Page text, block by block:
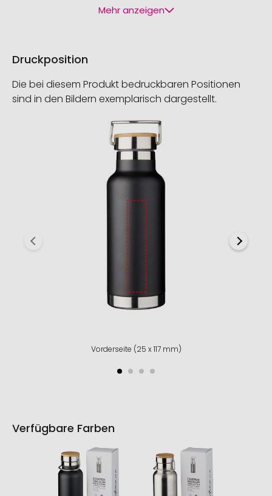
Mehr anzeigen
Druckposition
Die bei diesem Produkt bedruckbaren Positionen
sind in den Bildern exemplarisch dargestellt.
Vorderseite (25 x 117 mm)
Verfügbare Farben